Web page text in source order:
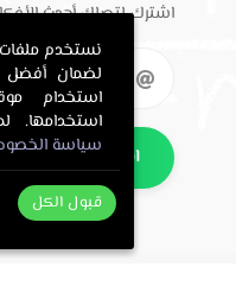
اشترك لتصلك أحدث
اشترك
نستخدم ملفات
لضمان أفضل
استخدام
استخدامها.
سياسة
قبول الكل